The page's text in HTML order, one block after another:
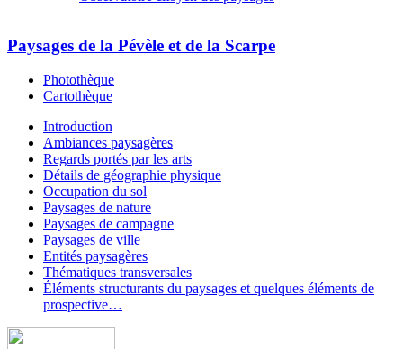
Paysages de la Pévèle et de la Scarpe
Photothèque
Cartothèque
Introduction
Ambiances paysagères
Regards portés par les arts
Détails de géographie physique
Occupation du sol
Paysages de nature
Paysages de campagne
Paysages de ville
Entités paysagères
Thématiques transversales
Éléments structurants du paysages et quelques éléments de
prospective…